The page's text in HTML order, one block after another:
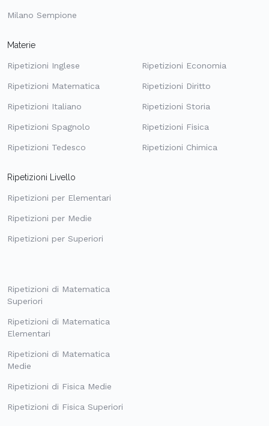
Milano Sempione
Materie
Ripetizioni Inglese
Ripetizioni Matematica
Ripetizioni Italiano
Ripetizioni Spagnolo
Ripetizioni Tedesco
Ripetizioni Economia
Ripetizioni Diritto
Ripetizioni Storia
Ripetizioni Fisica
Ripetizioni Chimica
Ripetizioni Livello
Ripetizioni per Elementari
Ripetizioni per Medie
Ripetizioni per Superiori
Ripetizioni di Matematica
Superiori
Ripetizioni di Matematica
Elementari
Ripetizioni di Matematica
Medie
Ripetizioni di Fisica Medie
Ripetizioni di Fisica Superiori